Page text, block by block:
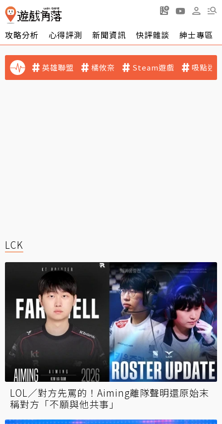
攻略分析 心得評測 新聞資訊 快評雜談 紳士專區
英雄聯盟 橘攸奈 Steam遊戲 吸點迷
LCK
LOL／對方先罵的！Aiming離隊聲明還原始末
稱對方「不願與他共事」